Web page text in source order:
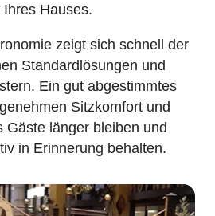
Hauses.
zeigt sich schnell der
Standardlösungen und
Ein gut abgestimmtes
Sitzkomfort und
Gäste länger bleiben und
in Erinnerung behalten.